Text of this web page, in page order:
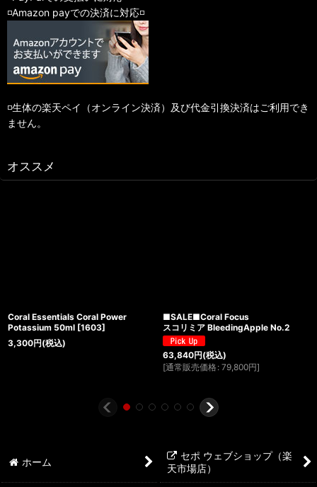
◽️Amazon payでの決済に対応◽️
◽️生体の楽天ペイ（オンライン決済）及び代金引換決済はご利用でき
ません。
オススメ
Coral Essentials Coral Power
Potassium 50ml [1603]
3,300円(税込)
■SALE■Coral Focus
スコリミア BleedingApple No.2
63,840円(税込)
[通常販売価格 : 79,800円]
ホーム
セポ ウェブショップ（楽
天市場店）